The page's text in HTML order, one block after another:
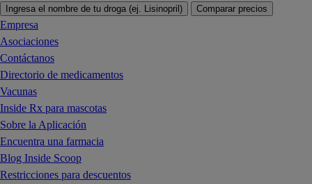
Ingresa el nombre de tu droga (ej. Lisinopril) Comparar precios
Empresa
Asociaciones
Contáctanos
Directorio de medicamentos
Vacunas
Inside Rx para mascotas
Sobre la Aplicación
Encuentra una farmacia
Blog Inside Scoop
Restricciones para descuentos